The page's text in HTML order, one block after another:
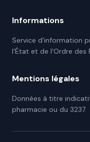
Informations
Service d'information
l'État et de l'Ordre des
Mentions légales
Données à titre
pharmacie ou du 3237.